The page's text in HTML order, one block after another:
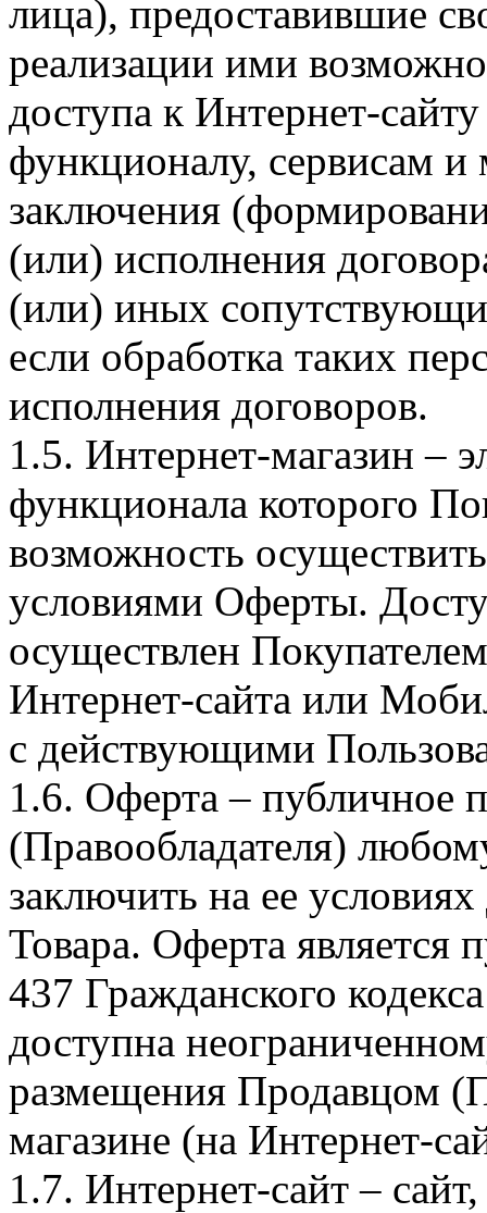
лица), предоставившие
реализации ими
доступа к Интернет-
функционалу, сервисам и
заключения
(или) исполнения
(или) иных
если обработка таких
исполнения договоров.
1.5. Интернет-магазин –
функционала которого
возможность
условиями Оферты.
осуществлен
Интернет-сайта или
с действующими
1.6. Оферта – публичное
(Правообладателя)
заключить на ее
Товара. Оферта является
437 Гражданского
доступна
размещения Продавцом
магазине (на Интернет-
1.7. Интернет-сайт –